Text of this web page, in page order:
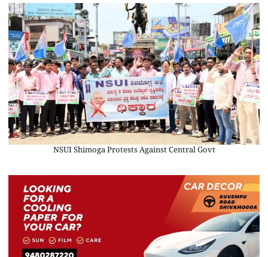
NSUI Shimoga Protests Against Central Govt